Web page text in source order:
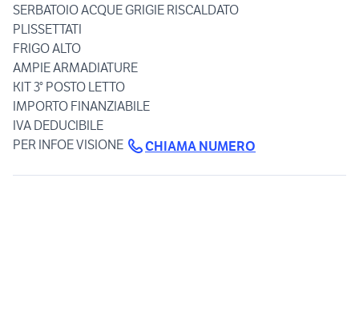
SERBATOIO ACQUE GRIGIE RISCALDATO
PLISSETTATI
FRIGO ALTO
AMPIE ARMADIATURE
KIT 3° POSTO LETTO
IMPORTO FINANZIABILE
IVA DEDUCIBILE
PER INFOE VISIONE
CHIAMA NUMERO